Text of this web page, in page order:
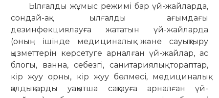
Ылғалды жұмыс режимі бар үй-жайларда,
сондай-ақ ылғалды ағымдағы
дезинфекциялауға жататын үй-жайларда
(оның ішінде медициналық және сауықтыру
қызметтерін көрсетуге арналған үй-жайлар, ас
блогы, ванна, себезгі, санитариялық тораптар,
кір жуу орны, кір жуу бөлмесі, медициналық
қалдықтарды уақытша сақтауға арналған үй-